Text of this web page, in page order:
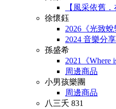
【風采依舊
徐懷鈺
2026《光致
2024 音樂分
孫盛希
2021《Where
周邊商品
小男孩樂團
周邊商品
八三夭 831